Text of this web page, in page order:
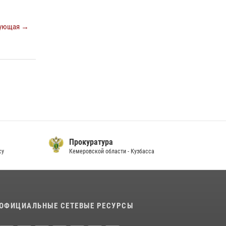
→
Прокуратура
Кемеровской области - Кузбасса
СЕТЕВЫЕ РЕСУРСЫ